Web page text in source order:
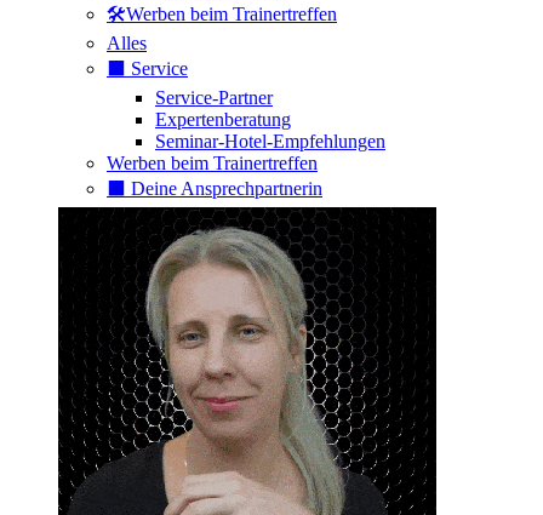
🛠️Werben beim Trainertreffen
Alles
⬛️ Service
Service-Partner
Expertenberatung
Seminar-Hotel-Empfehlungen
Werben beim Trainertreffen
⬛️ Deine Ansprechpartnerin